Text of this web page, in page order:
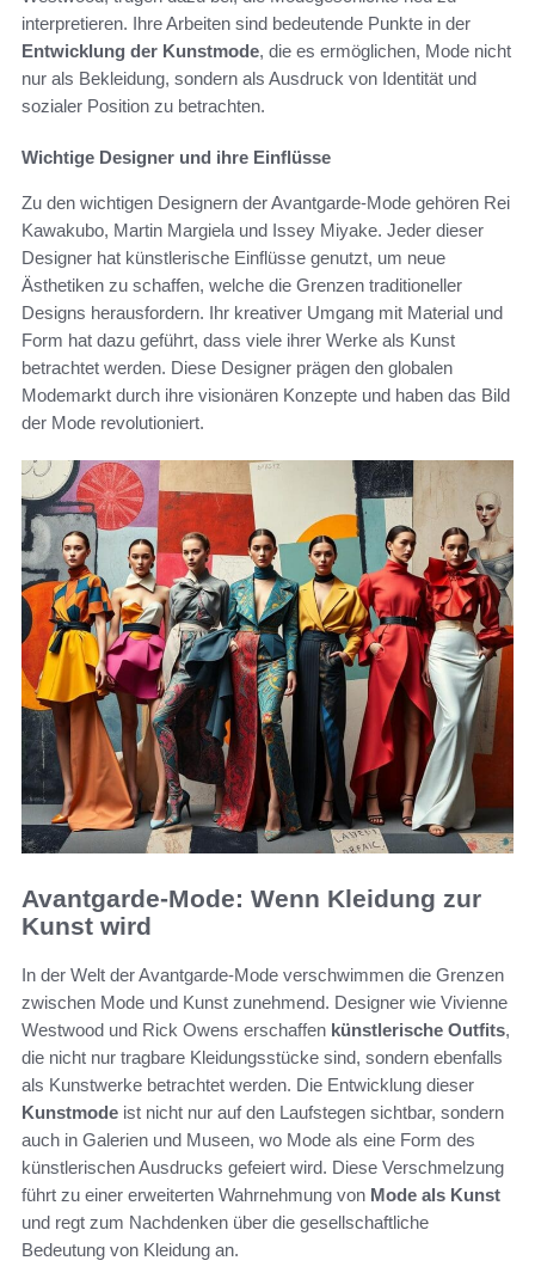
interpretieren. Ihre Arbeiten sind bedeutende Punkte in der
Entwicklung der Kunstmode, die es ermöglichen, Mode nicht
nur als Bekleidung, sondern als Ausdruck von Identität und
sozialer Position zu betrachten.
Wichtige Designer und ihre Einflüsse
Zu den wichtigen Designern der Avantgarde-Mode gehören Rei
Kawakubo, Martin Margiela und Issey Miyake. Jeder dieser
Designer hat künstlerische Einflüsse genutzt, um neue
Ästhetiken zu schaffen, welche die Grenzen traditioneller
Designs herausfordern. Ihr kreativer Umgang mit Material und
Form hat dazu geführt, dass viele ihrer Werke als Kunst
betrachtet werden. Diese Designer prägen den globalen
Modemarkt durch ihre visionären Konzepte und haben das Bild
der Mode revolutioniert.
Avantgarde-Mode: Wenn Kleidung zur
Kunst wird
In der Welt der Avantgarde-Mode verschwimmen die Grenzen
zwischen Mode und Kunst zunehmend. Designer wie Vivienne
Westwood und Rick Owens erschaffen künstlerische Outfits,
die nicht nur tragbare Kleidungsstücke sind, sondern ebenfalls
als Kunstwerke betrachtet werden. Die Entwicklung dieser
Kunstmode ist nicht nur auf den Laufstegen sichtbar, sondern
auch in Galerien und Museen, wo Mode als eine Form des
künstlerischen Ausdrucks gefeiert wird. Diese Verschmelzung
führt zu einer erweiterten Wahrnehmung von Mode als Kunst
und regt zum Nachdenken über die gesellschaftliche
Bedeutung von Kleidung an.